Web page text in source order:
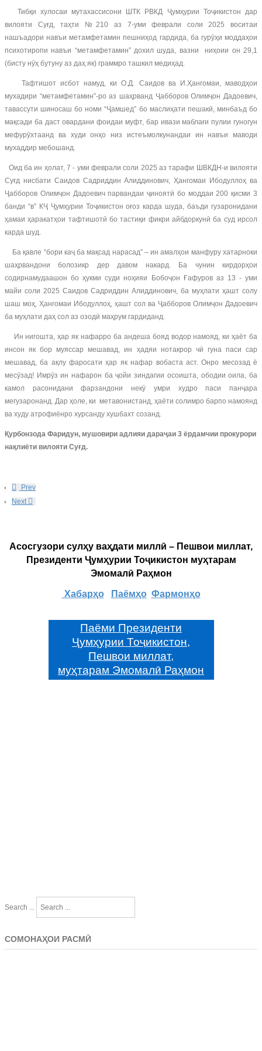
Тибқи хулосаи мутахассисони ШТК РВКД Ҷумҳурии Тоҷикистон дар
вилояти Суғд, таҳти №210 аз 7-уми феврали соли 2025 воситаи
нашъадори навъи метамфетамин пешниҳод гардида, ба гурӯҳи моддаҳои
психотиропи навъи “метамфетамин” дохил шуда, вазни ниҳоии он 29,1
(бисту нӯҳ бутуну аз даҳ як) граммро ташкил медиҳад.
Тафтишот исбот намуд, ки О.Д. Саидов ва И.Ҳангомаи, маводҳои
мухадири “метамфетамин”-ро аз шаҳрванд Ҷабборов Олимҷон Дадоевич,
тавассути шиносаш бо номи “Ҷамшед” бо маслиҳати пешакӣ, минбаъд бо
мақсади ба даст овардани фоидаи муфт, бар ивази маблағи пулии гуногун
мефурӯхтаанд ва худи онҳо низ истеъмолкунандаи ин навъи маводи
мухаддир мебошанд.
Оид ба ин ҳолат, 7 - уми феврали соли 2025 аз тарафи ШВКДН-и вилояти
Суғд нисбати Саидов Садриддин Алиддинович, Ҳангомаи Ибодуллоҳ ва
Ҷабборов Олимҷон Дадоевич парвандаи ҷиноятӣ бо моддаи 200 қисми 3
банди “в” КҶ Ҷумҳурии Тоҷикистон оғоз карда шуда, баъди гузаронидани
ҳамаи ҳаракатҳои тафтишотӣ бо тастиқи фикри айбдоркунӣ ба суд ирсол
карда шуд.
Ба қавле “бори каҷ ба мақсад нарасад” – ин амалҳои манфуру хатарноки
шаҳрвандони болозикр дер давом накард. Ба чунин кирдорҳои
содирнамудаашон бо ҳукми суди ноҳияи Бобоҷон Ғафуров аз 13 - уми
майи соли 2025 Саидов Садриддин Алиддинович, ба муҳлати ҳашт солу
шаш моҳ, Ҳангомаи Ибодуллоҳ, ҳашт сол ва Ҷабборов Олимҷон Дадоевич
ба муҳлати даҳ сол аз озодӣ маҳрум гардиданд.
Ин нигошта, ҳар як нафарро ба андеша бояд водор намояд, ки ҳаёт ба
инсон як бор муяссар мешавад, ин ҳадяи нотакрор чӣ гуна паси сар
мешавад, ба ақлу фаросати ҳар як нафар вобаста аст. Онро месозад ё
месӯзад! Имрӯз ин нафарон ба ҷойи зиндагии осоишта, ободии оила, ба
камол расонидани фарзандони некӯ умри худро паси панҷара
мегузаронанд. Дар ҳоле, ки метавонистанд, ҳаёти солимро барпо намоянд
ва худу атрофиёнро хурсанду хушбахт созанд.
Қурбонзода Фаридун, мушовири адлияи дараҷаи 3 ёрдамчии прокурори
нақлиёти вилояти Суғд.
Prev
Next
Асосгузори сулҳу ваҳдати миллӣ – Пешвои миллат,
Президенти Ҷумҳурии Тоҷикистон муҳтарам
Эмомалӣ Раҳмон
Хабарҳо Паёмҳо Фармонҳо
Паёми Президенти
Ҷумҳурии Тоҷикистон,
Пешвои миллат,
муҳтарам Эмомалӣ Раҳмон
Search ...
СОМОНАҲОИ РАСМӢ